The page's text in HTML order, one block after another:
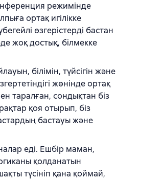
режимінде
ортақ игілікке
өзгерістерді бастан
жоқ достық, білмекке
білімін, түйсігін және
жөнінде ортақ
таралған, сондықтан біз
қоя отырып, біз
бастауы және
еді. Ешбір маман,
қолданатын
түсініп қана қоймай,